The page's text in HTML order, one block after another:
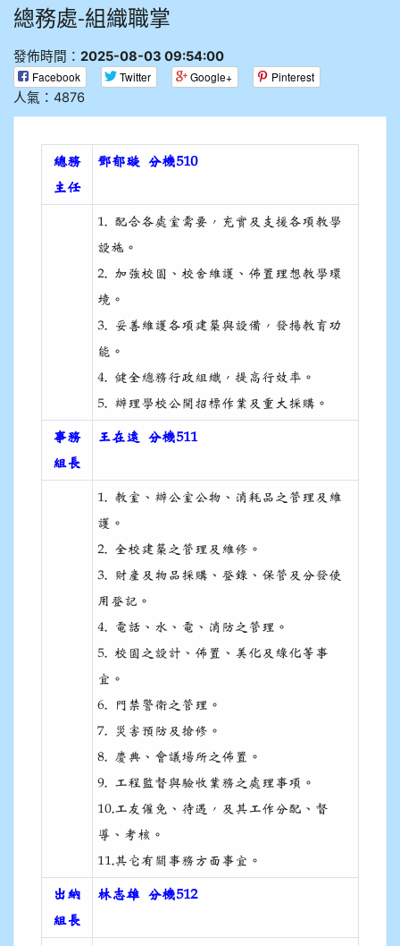
總務處-組織職掌
發佈時間： 2025-08-03 09:54:00
Facebook Twitter Google+ Pinterest
人氣：4876
總務
主任
鄧郁璇 分機510
1. 配合各處室需要，充實及支援各項教學
設施。
2. 加強校園、校舍維護、佈置理想教學環
境。
3. 妥善維護各項建築與設備，發揚教育功
能。
4. 健全總務行政組織，提高行效率。
5. 辦理學校公開招標作業及重大採購。
事務
組長
王在遠 分機511
1. 教室、辦公室公物、消耗品之管理及維
護。
2. 全校建築之管理及維修。
3. 財產及物品採購、登錄、保管及分發使
用登記。
4. 電話、水、電、消防之管理。
5. 校園之設計、佈置、美化及綠化等事
宜。
6. 門禁警衛之管理。
7. 災害預防及搶修。
8. 慶典、會議場所之佈置。
9. 工程監督與驗收業務之處理事項。
10.工友僱免、待遇，及其工作分配、督
導、考核。
11.其它有關事務方面事宜。
出納
組長
林志雄 分機512